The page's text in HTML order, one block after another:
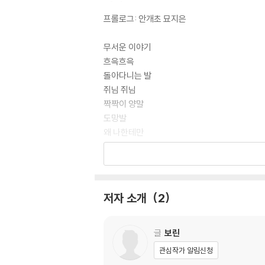
프롤로그: 안개초 묘지은
무서운 이야기
흐윽흐윽
돌아다니는 발
쥐님 쥐님
짝짝이 양말
도망발
왜 나한테만
집으로 간 도망발
굼뜬 아이
주인 없는 몸
저자 소개 2
글 보린
관심작가 알림신청